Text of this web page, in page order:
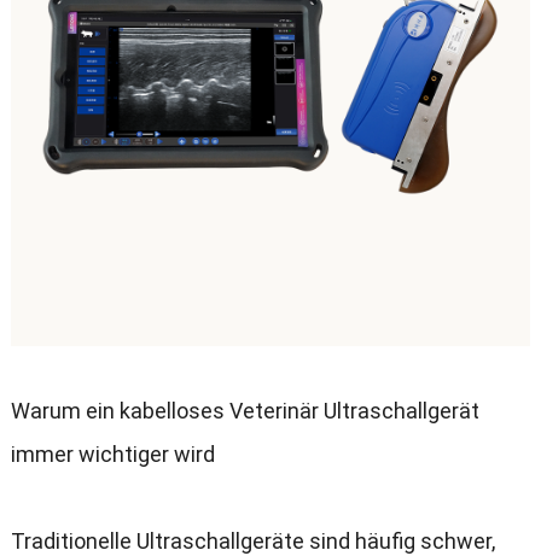
Warum ein kabelloses Veterinär Ultraschallgerät
immer wichtiger wird
Traditionelle Ultraschallgeräte sind häufig schwer,